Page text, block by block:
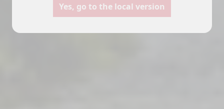
Yes, go to the local version